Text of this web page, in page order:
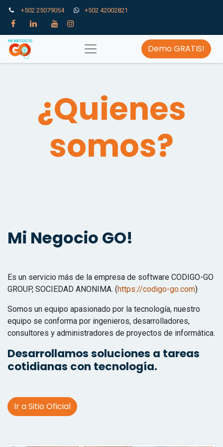
+502 25079054 +502 42002821
Demo GRATIS!
¿Quienes
somos?
Mi Negocio GO!
Es un servicio más de la empresa de software CODIGO-GO
GROUP, SOCIEDAD ANONIMA. (https://codigo-go.com)
Somos un equipo apasionado por la tecnología, nuestro
equipo se conforma por ingenieros, desarrolladores,
consultores y administradores de proyectos de informática.
Desarrollamos soluciones a tareas
cotidianas con tecnología.
Ir a Sitio Oficial